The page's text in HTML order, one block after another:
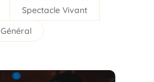
Spectacle Vivant
Général